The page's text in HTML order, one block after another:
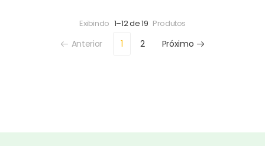
Exibindo 1–12 de 19 Produtos
Anterior 1 2 Próximo